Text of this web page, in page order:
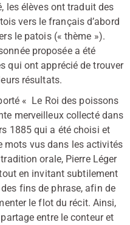
les élèves ont traduit des
vers le français d’abord
le patois (« thème »).
proposée a été
qui ont apprécié de trouver
résultats.
« Le Roi des poissons
merveilleux collecté dans
1885 qui a été choisi et
mots vus dans les activités
orale, Pierre Léger
en invitant subtilement
fins de phrase, afin de
le flot du récit. Ainsi,
entre le conteur et